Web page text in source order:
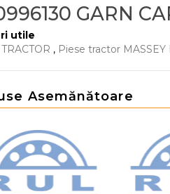
GARN
utile
, Piese tractor MASSEY
Asemănătoare